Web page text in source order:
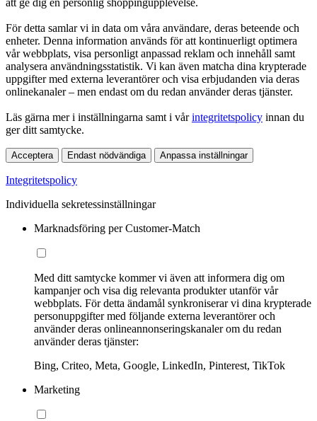
För detta samlar vi in data om våra användare, deras beteende och
enheter. Denna information används för att kontinuerligt optimera
vår webbplats, visa personligt anpassad reklam och innehåll samt
analysera användningsstatistik. Vi kan även matcha dina krypterade
uppgifter med externa leverantörer och visa erbjudanden via deras
onlinekanaler – men endast om du redan använder deras tjänster.
Läs gärna mer i inställningarna samt i vårintegritetspolicy innan du
ger ditt samtycke.
Acceptera Endast nödvändiga Anpassa inställningar
Integritetspolicy
Individuella sekretessinställningar
Marknadsföring per Customer-Match
Med ditt samtycke kommer vi även att informera dig om
kampanjer och visa dig relevanta produkter utanför vår
webbplats. För detta ändamål synkroniserar vi dina krypterade
personuppgifter med följande externa leverantörer och
använder deras onlineannonseringskanaler om du redan
använder deras tjänster:
Bing, Criteo, Meta, Google, LinkedIn, Pinterest, TikTok
Marketing